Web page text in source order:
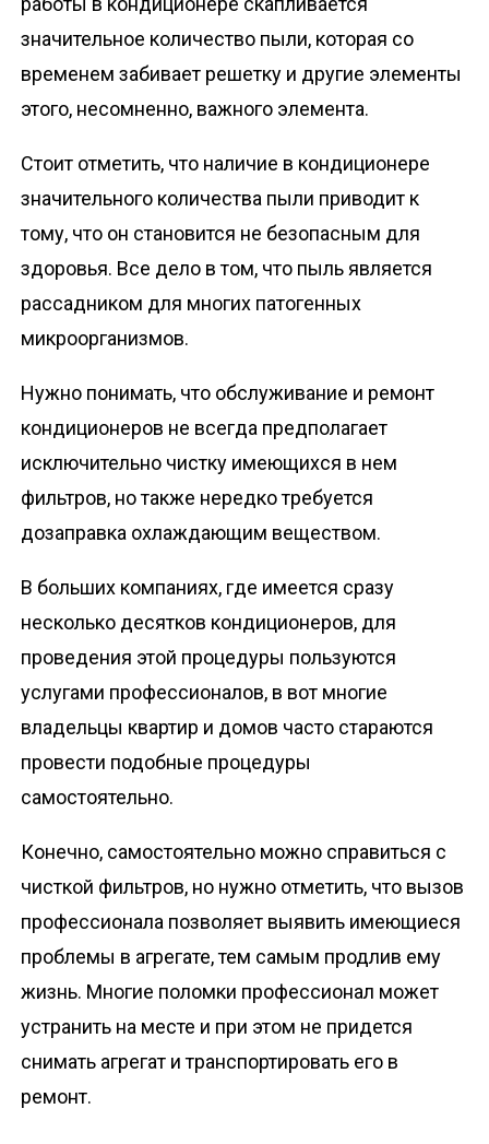
значительное количество пыли, которая со
временем забивает решетку и другие элементы
этого, несомненно, важного элемента.
Стоит отметить, что наличие в кондиционере
значительного количества пыли приводит к
тому, что он становится не безопасным для
здоровья. Все дело в том, что пыль является
рассадником для многих патогенных
микроорганизмов.
Нужно понимать, что обслуживание и ремонт
кондиционеров не всегда предполагает
исключительно чистку имеющихся в нем
фильтров, но также нередко требуется
дозаправка охлаждающим веществом.
В больших компаниях, где имеется сразу
несколько десятков кондиционеров, для
проведения этой процедуры пользуются
услугами профессионалов, в вот многие
владельцы квартир и домов часто стараются
провести подобные процедуры
самостоятельно.
Конечно, самостоятельно можно справиться с
чисткой фильтров, но нужно отметить, что вызов
профессионала позволяет выявить имеющиеся
проблемы в агрегате, тем самым продлив ему
жизнь. Многие поломки профессионал может
устранить на месте и при этом не придется
снимать агрегат и транспортировать его в
ремонт.